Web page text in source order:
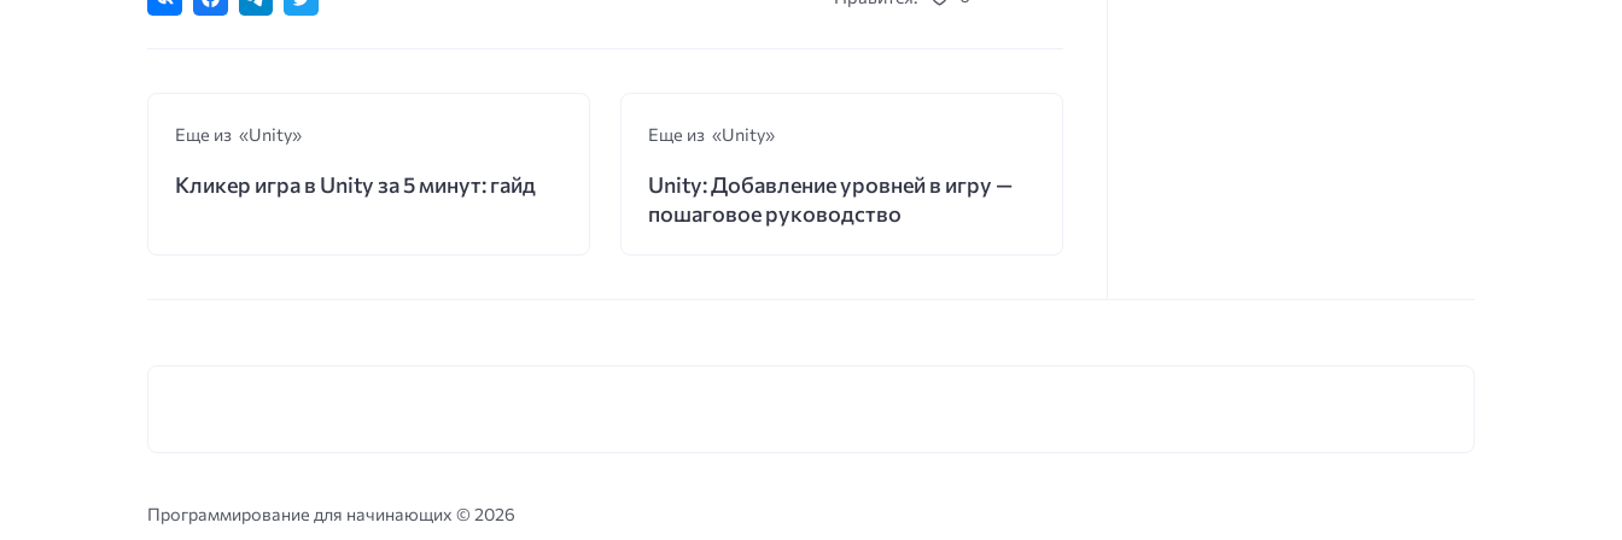
Еще из «Unity»
Кликер игра в Unity за 5 минут: гайд
Еще из «Unity»
Unity: Добавление уровней в игру —
пошаговое руководство
Программирование для начинающих © 2026